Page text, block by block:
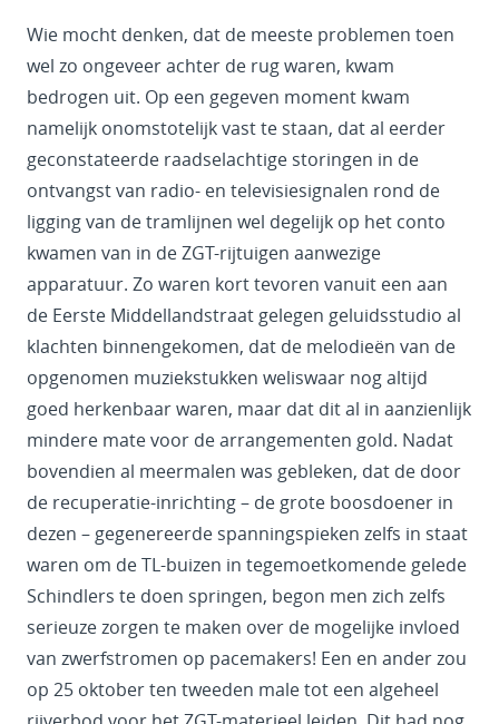
Wie mocht denken, dat de meeste problemen toen
wel zo ongeveer achter de rug waren, kwam
bedrogen uit. Op een gegeven moment kwam
namelijk onomstotelijk vast te staan, dat al eerder
geconstateerde raadselachtige storingen in de
ontvangst van radio- en televisiesignalen rond de
ligging van de tramlijnen wel degelijk op het conto
kwamen van in de ZGT-rijtuigen aanwezige
apparatuur. Zo waren kort tevoren vanuit een aan
de Eerste Middellandstraat gelegen geluidsstudio al
klachten binnengekomen, dat de melodieën van de
opgenomen muziekstukken weliswaar nog altijd
goed herkenbaar waren, maar dat dit al in aanzienlijk
mindere mate voor de arrangementen gold. Nadat
bovendien al meermalen was gebleken, dat de door
de recuperatie-inrichting – de grote boosdoener in
dezen – gegenereerde spanningspieken zelfs in staat
waren om de TL-buizen in tegemoetkomende gelede
Schindlers te doen springen, begon men zich zelfs
serieuze zorgen te maken over de mogelijke invloed
van zwerfstromen op pacemakers! Een en ander zou
op 25 oktober ten tweeden male tot een algeheel